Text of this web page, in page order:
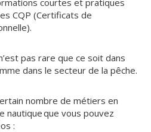
courtes et pratiques
CQP (Certificats de
pas rare que ce soit dans
dans le secteur de la pêche.
nombre de métiers en
nautique que vous pouvez
: